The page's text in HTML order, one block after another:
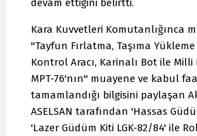
devam ettiğini belirtti.
Kara Kuvvetleri Komutanlığınca
"Tayfun Fırlatma, Taşıma
Kontrol Aracı, Karinalı Bot ile Milli
MPT-76'nın" muayene ve kabul
tamamlandığı bilgisini paylaşan
ASELSAN tarafından 'Hassas
'Lazer Güdüm Kiti LGK-82/84' ile